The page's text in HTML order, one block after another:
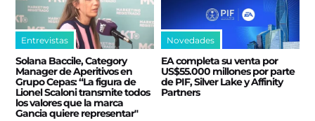
Entrevistas
Solana Baccile, Category
Manager de Aperitivos en
Grupo Cepas: “La figura de
Lionel Scaloni transmite todos
los valores que la marca
Gancia quiere representar"
Novedades
EA completa su venta por
US$55.000 millones por parte
de PIF, Silver Lake y Affinity
Partners